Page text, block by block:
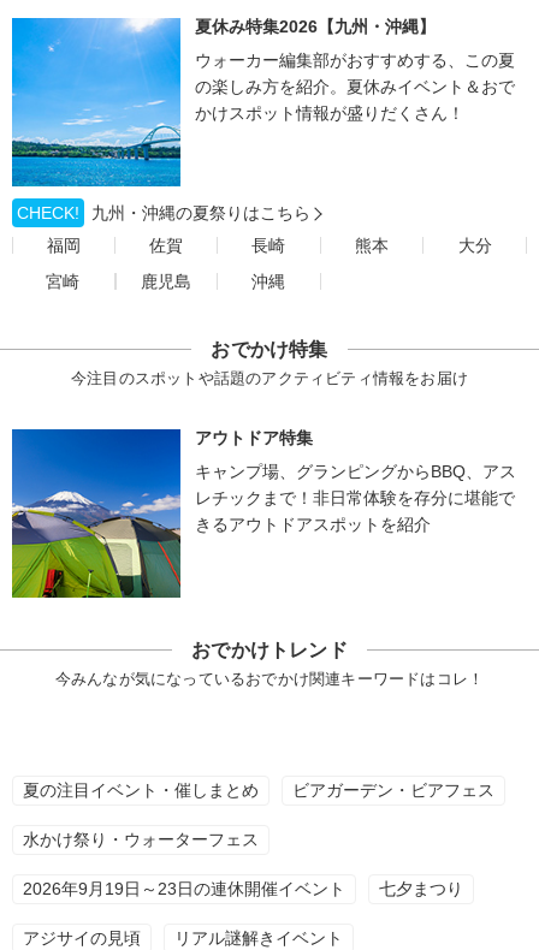
夏休み特集2026【九州・沖縄】
ウォーカー編集部がおすすめする、この夏
の楽しみ方を紹介。夏休みイベント＆おで
かけスポット情報が盛りだくさん！
CHECK!
九州・沖縄の夏祭りはこちら
福岡
佐賀 長崎 熊本
大分
宮崎
鹿児島 沖縄
おでかけ特集
今注目のスポットや話題のアクティビティ情報をお届け
アウトドア特集
キャンプ場、グランピングからBBQ、アス
レチックまで！非日常体験を存分に堪能で
きるアウトドアスポットを紹介
おでかけトレンド
今みんなが気になっているおでかけ関連キーワードはコレ！
夏の注目イベント・催しまとめ ビアガーデン・ビアフェス
水かけ祭り・ウォーターフェス
2026年9月19日～23日の連休開催イベント 七夕まつり
アジサイの見頃 リアル謎解きイベント